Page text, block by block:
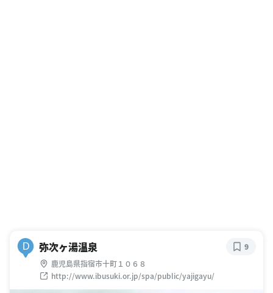
D 弥次ヶ湯温泉
鹿児島県指宿市十町１０６８
http://www.ibusuki.or.jp/spa/public/yajigayu/
9